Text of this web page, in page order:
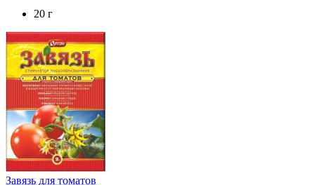
20 г
Завязь для томатов